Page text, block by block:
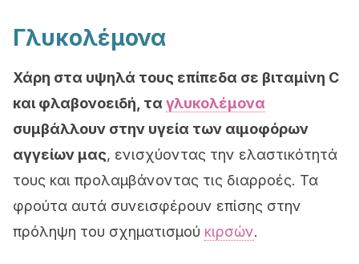
Γλυκολέμονα
Χάρη στα υψηλά τους επίπεδα σε βιταμίνη C
και φλαβονοειδή, τα γλυκολέμονα
συμβάλλουν στην υγεία των αιμοφόρων
αγγείων μας, ενισχύοντας την ελαστικότητά
τους και προλαμβάνοντας τις διαρροές. Τα
φρούτα αυτά συνεισφέρουν επίσης στην
πρόληψη του σχηματισμού κιρσών.